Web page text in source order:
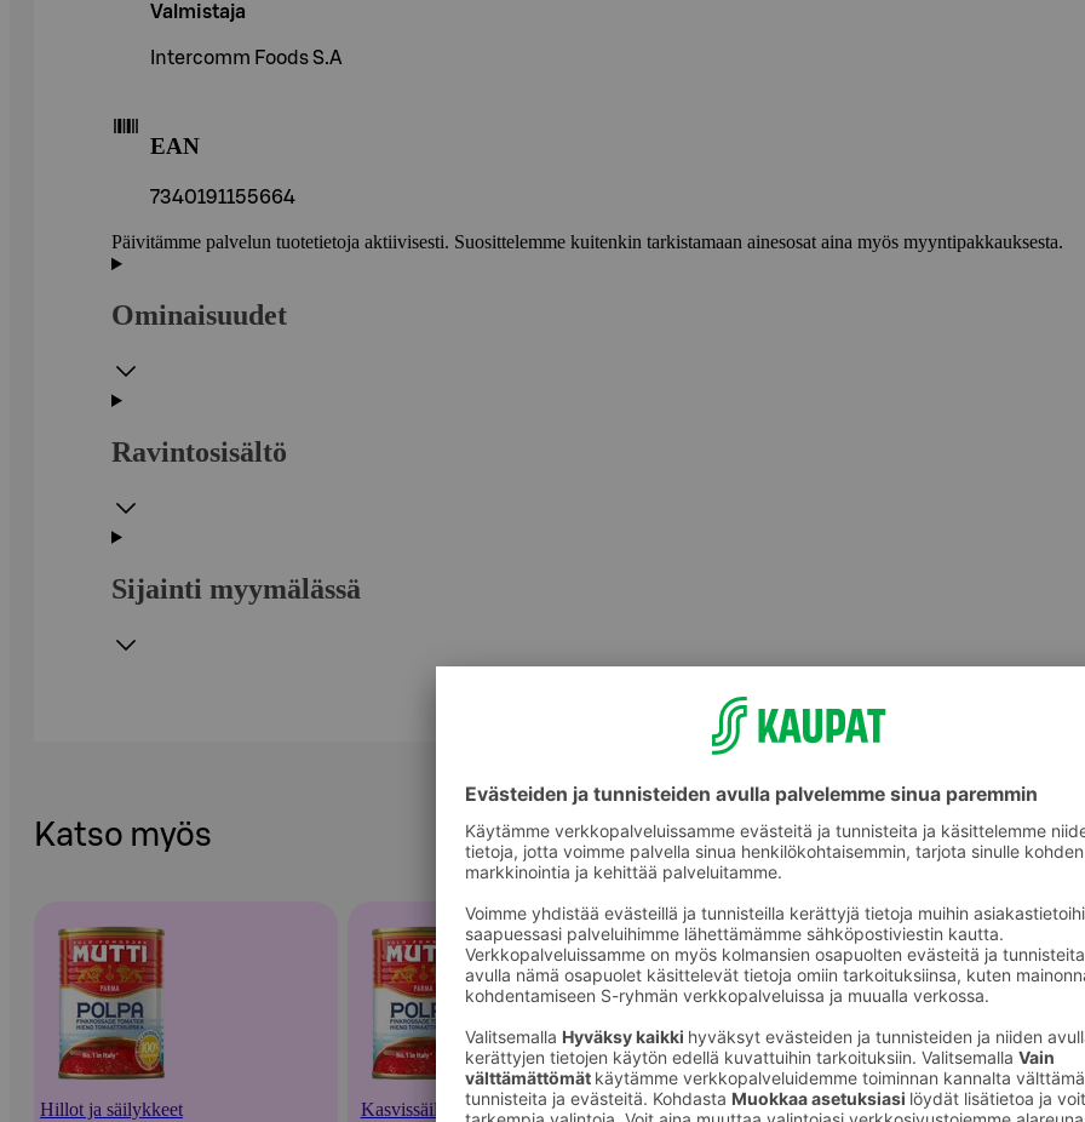
Valmistaja
Intercomm Foods S.A
EAN
7340191155664
Päivitämme palvelun tuotetietoja aktiivisesti. Suosittelemme kuitenkin tarkistamaan ainesosat aina myös myyntipakkauksesta.
Ominaisuudet
Ravintosisältö
Sijainti myymälässä
Katso myös
Hillot ja säilykkeet Kasvissäilykkeet Oliivit